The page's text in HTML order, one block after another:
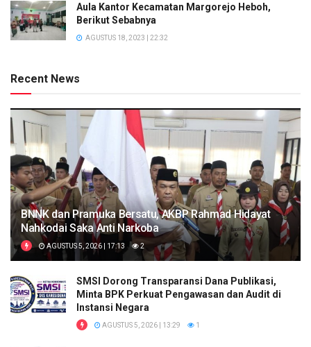
Aula Kantor Kecamatan Margorejo Heboh,
Berikut Sebabnya
AGUSTUS 18, 2023 | 22:32
Recent News
BNNK dan Pramuka Bersatu, AKBP Rahmad Hidayat
Nahkodai Saka Anti Narkoba
AGUSTUS 5, 2026 | 17:13 2
SMSI Dorong Transparansi Dana Publikasi,
Minta BPK Perkuat Pengawasan dan Audit di
Instansi Negara
AGUSTUS 5, 2026 | 13:29 1